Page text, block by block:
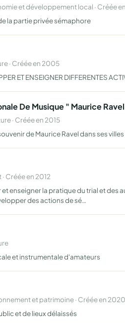
et développement local · Créée
la partie privée sémaphore
· Créée en 2005
ET ENSEIGNER DIFFERENTES
De Musique " Maurice
· Créée en 2015
de Maurice Ravel dans ses
Créée en 2012
enseigner la pratique du trial et
des actions de sé…
et instrumentale d'amateurs
et patrimoine · Créée en 2020
et de lieux délaissés